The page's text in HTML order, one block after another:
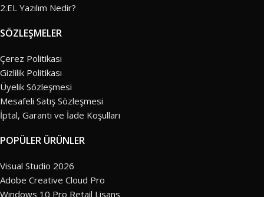
2.EL Yazılım Nedir?
SÖZLEŞMELER
Çerez Politikası
Gizlilik Politikası
Üyelik Sözleşmesi
Mesafeli Satış Sözleşmesi
İptal, Garanti ve İade Koşulları
POPÜLER ÜRÜNLER
Visual Studio 2026
Adobe Creative Cloud Pro
Windows 10 Pro Retail Lisans